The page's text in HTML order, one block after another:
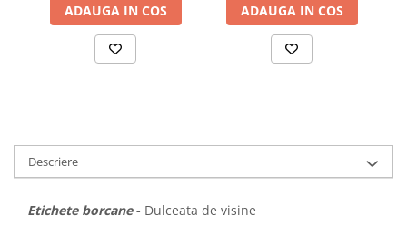
ADAUGA IN COS ADAUGA IN COS
Descriere
Etichete borcane- Dulceata de visine